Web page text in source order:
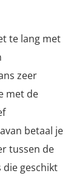
te lang met
zeer
met de
betaal je
tussen de
die geschikt